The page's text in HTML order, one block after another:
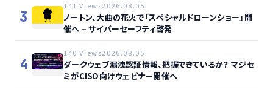
3
141 Views2026.08.05
ノートン、大曲の花火で「スペシャルドローンショー」開
催へ – サイバーセーフティ啓発
4
140 Views2026.08.05
ダークウェブ漏洩認証情報、把握できているか？ マジセ
ミがCISO向けウェビナー開催へ